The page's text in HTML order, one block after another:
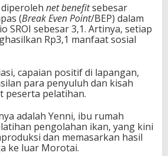
net benefitsebesar
(Break Even Point/BEP) dalam
SROI sebesar 3,1. Artinya, setiap
Rp3,1 manfaat sosial
capaian positif di lapangan,
para penyuluh dan kisah
peserta pelatihan.
adalah Yenni, ibu rumah
pengolahan ikan, yang kini
dan memasarkan hasil
ke luar Morotai.